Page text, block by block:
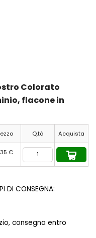
Colorato
flacone in
Q.tà Acquista
€
DI CONSEGNA:
consegna entro